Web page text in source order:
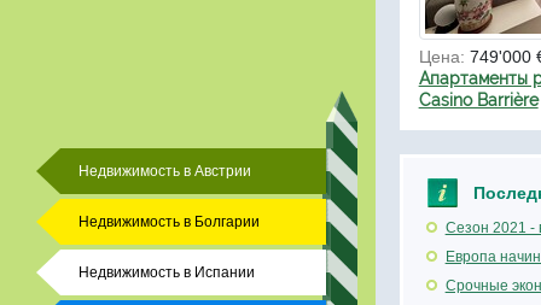
Цена: 749'000
Апартаменты
Casino Barrière
Сезон 2021 -
Европа
Срочные
Недвижимость в Австрии
Недвижимость в Болгарии
Недвижимость в Испании